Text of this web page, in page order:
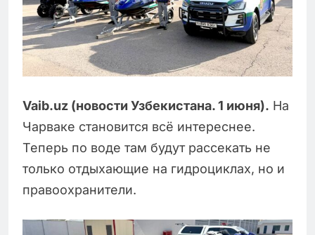
Vaib.uz (новости Узбекистана. 1 июня). На
Чарваке становится всё интереснее.
Теперь по воде там будут рассекать не
только отдыхающие на гидроциклах, но и
правоохранители.